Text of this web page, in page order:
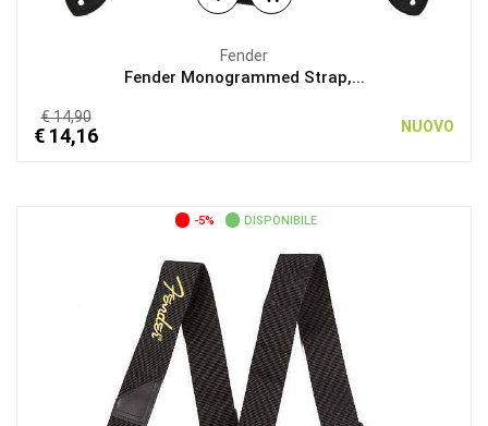
Fender
Fender Monogrammed Strap,...
€ 14,90
€ 14,16 NUOVO
-5% DISPONIBILE